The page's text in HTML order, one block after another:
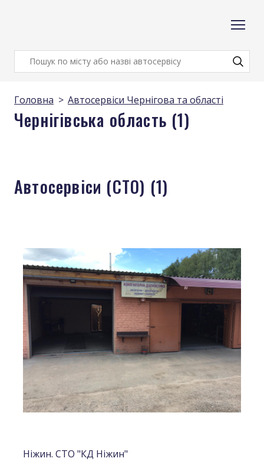
Головна Автосервіси Чернігова та області
Чернігівська область (1)
Автосервіси (СТО) (1)
Ніжин. СТО "КД Ніжин"